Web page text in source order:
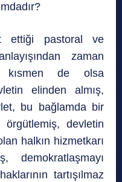
ettiği pastoral ve
zaman
kısmen de olsa
elinden almış,
bu bağlamda bir
devletin
halkın hizmetkarı
demokratlaşmayı
tartışılmaz